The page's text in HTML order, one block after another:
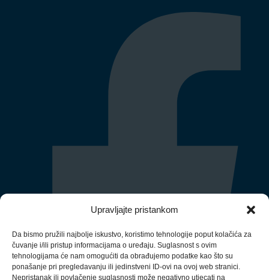
Upravljajte pristankom
Da bismo pružili najbolje iskustvo, koristimo tehnologije poput kolačića za
čuvanje i/ili pristup informacijama o uređaju. Suglasnost s ovim
tehnologijama će nam omogućiti da obrađujemo podatke kao što su
ponašanje pri pregledavanju ili jedinstveni ID-ovi na ovoj web stranici.
Nepristanak ili povlačenje suglasnosti može negativno utjecati na